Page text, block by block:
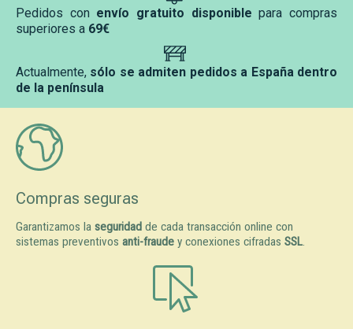
Pedidos con envío gratuito disponible para compras
superiores a 69€
Actualmente, sólo se admiten pedidos a España dentro
de la península
Compras seguras
Garantizamos la seguridad de cada transacción online con
sistemas preventivos anti-fraude y conexiones cifradas SSL.